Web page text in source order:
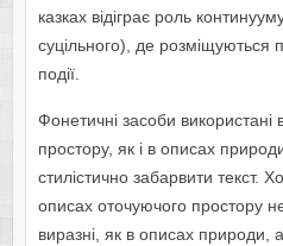
казках відіграє роль
суцільного), де розміщуються
події.
Фонетичні засоби використані
простору, як і в описах
стилістично забарвити текст.
описах оточуючого простору
виразні, як в описах природи,